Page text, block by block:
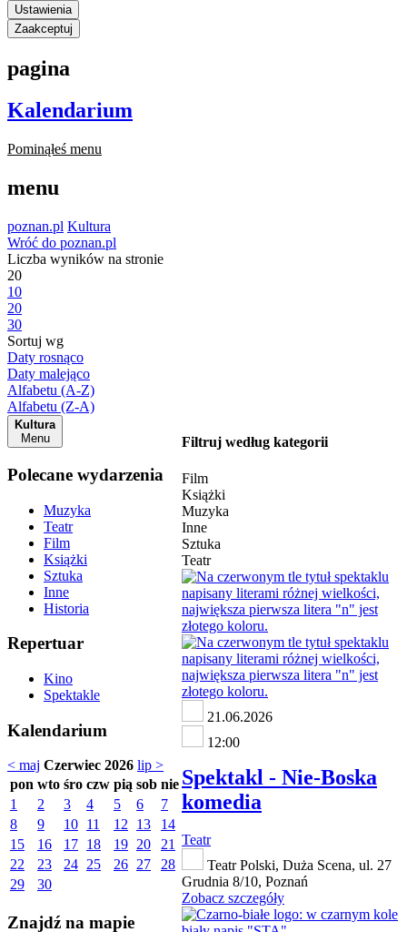
Ustawienia
Zaakceptuj
pagina
Kalendarium
Pominąłeś menu
menu
poznan.pl Kultura
Wróć do poznan.pl
Liczba wyników na stronie
20
10
20
30
Sortuj wg
Daty rosnąco
Daty malejąco
Alfabetu (A-Z)
Alfabetu (Z-A)
Kultura
Menu
Polecane wydarzenia
Muzyka
Teatr
Film
Książki
Sztuka
Inne
Historia
Repertuar
Kino
Spektakle
Kalendarium
< maj Czerwiec 2026 lip >
pon wto śro czw pią sob nie
1
2 3 4 5 6
7
8
9 10 11 12 13
14
15
16 17 18 19 20
21
22
23 24 25 26 27
28
29
30
Znajdź na mapie
Filtruj według kategorii
Film
Książki
Muzyka
Inne
Sztuka
Teatr
21.06.2026
12:00
Spektakl - Nie-Boska
komedia
Teatr
Teatr Polski, Duża Scena, ul. 27
Grudnia 8/10, Poznań
Zobacz szczegóły